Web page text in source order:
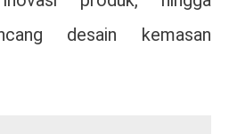
desain kemasan